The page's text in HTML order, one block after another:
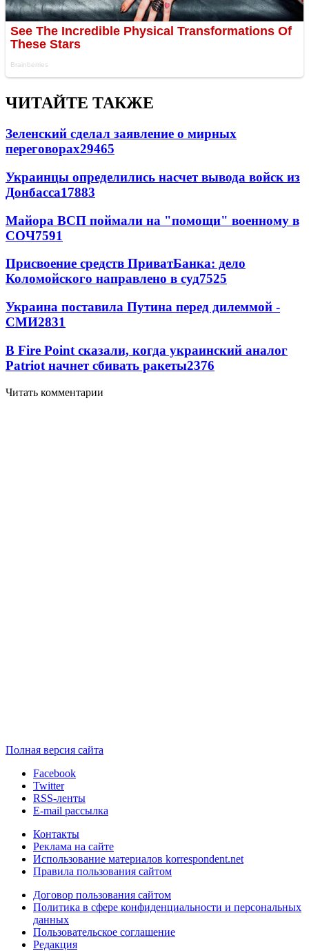
ЧИТАЙТЕ ТАКЖЕ
Зеленский сделал заявление о мирных
переговорах29465
Украинцы определились насчет вывода войск из
Донбасса17883
Майора ВСП поймали на "помощи" военному в
СОЧ7591
Присвоение средств ПриватБанка: дело
Коломойского направлено в суд7525
Украина поставила Путина перед дилеммой -
СМИ2831
В Fire Point сказали, когда украинский аналог
Patriot начнет сбивать ракеты2376
Читать комментарии
Полная версия сайта
Facebook
Twitter
RSS-ленты
E-mail рассылка
Контакты
Реклама на сайте
Использование материалов korrespondent.net
Правила пользования сайтом
Договор пользования сайтом
Политика в сфере конфиденциальности и персональных
данных
Пользовательское соглашение
Редакция